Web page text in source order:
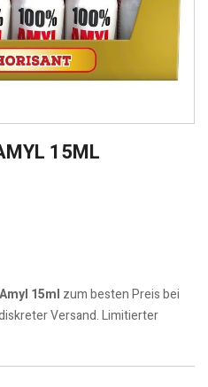
15ML
15ml zum besten Preis bei
Versand. Limitierter